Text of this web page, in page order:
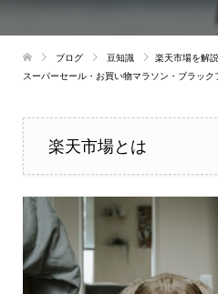
ブログ 豆知識
楽天市場を解
スーパーセール・お買い物マラソン・ブラッ
楽天市場とは